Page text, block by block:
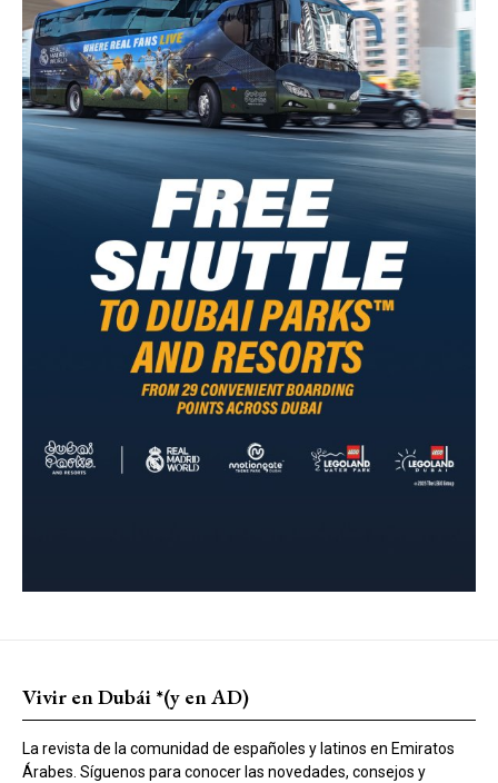
Vivir en Dubái *(y en AD)
La revista de la comunidad de españoles y latinos en Emiratos
Árabes. Síguenos para conocer las novedades, consejos y